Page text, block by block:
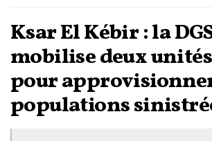
Ksar El Kébir : la
mobilise deux
pour
populations